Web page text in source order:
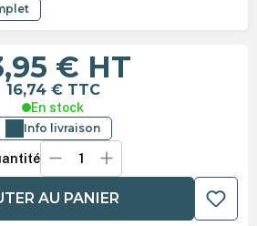
€ HT
16,74 € TTC
En stock
Info livraison
AU PANIER